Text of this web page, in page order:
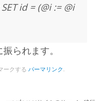
id = (@i := @i
られます。
ークするパーマリンク.